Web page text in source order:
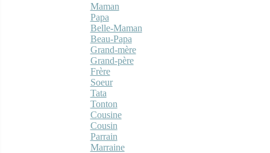
Maman
Papa
Belle-Maman
Beau-Papa
Grand-mère
Grand-père
Frère
Soeur
Tata
Tonton
Cousine
Cousin
Parrain
Marraine